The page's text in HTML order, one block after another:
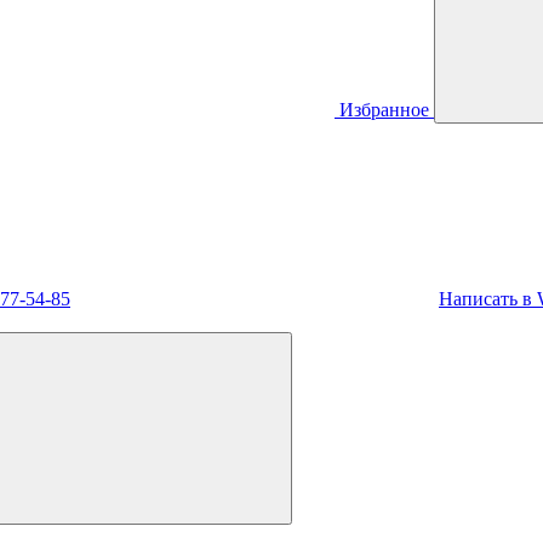
Избранное
54-85 Написать в